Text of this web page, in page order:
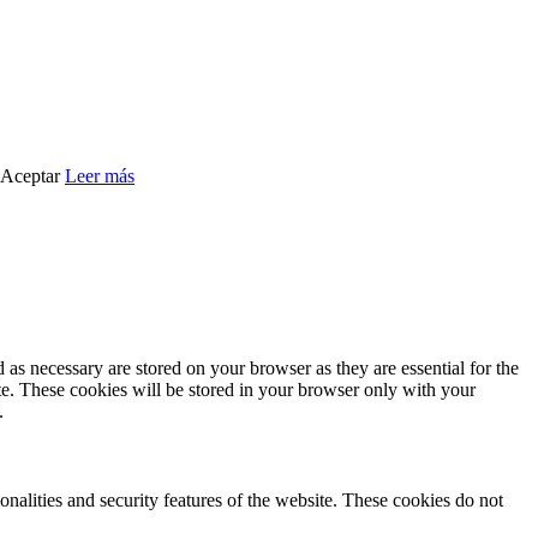
Aceptar Leer más
necessary are stored on your browser as they are essential for the
These cookies will be stored in your browser only with your
and security features of the website. These cookies do not